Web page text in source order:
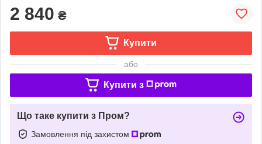
2 840 ₴
Купити
або
Купити з
Що таке купити з Пром?
Замовлення під захистом